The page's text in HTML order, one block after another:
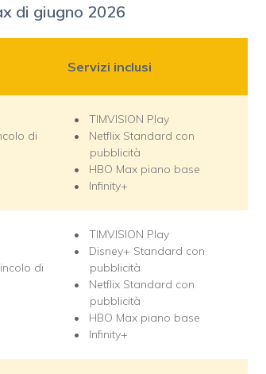
di giugno 2026
Servizi inclusi
di
TIMVISION Play
Netflix Standard con
pubblicità
HBO Max piano base
Infinity+
di
TIMVISION Play
Disney+ Standard con
pubblicità
Netflix Standard con
pubblicità
HBO Max piano base
Infinity+